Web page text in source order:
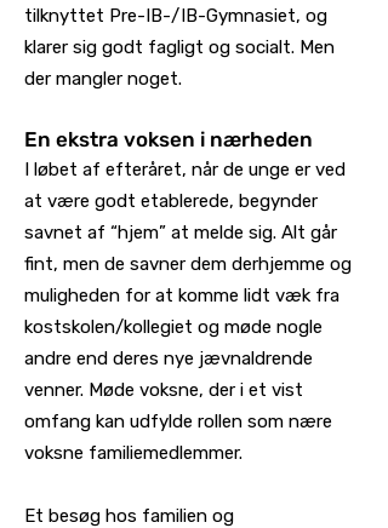
tilknyttet Pre-IB-/IB-Gymnasiet, og
klarer sig godt fagligt og socialt. Men
der mangler noget.
En ekstra voksen i nærheden
I løbet af efteråret, når de unge er ved
at være godt etablerede, begynder
savnet af “hjem” at melde sig. Alt går
fint, men de savner dem derhjemme og
muligheden for at komme lidt væk fra
kostskolen/kollegiet og møde nogle
andre end deres nye jævnaldrende
venner. Møde voksne, der i et vist
omfang kan udfylde rollen som nære
voksne familiemedlemmer.
Et besøg hos familien og